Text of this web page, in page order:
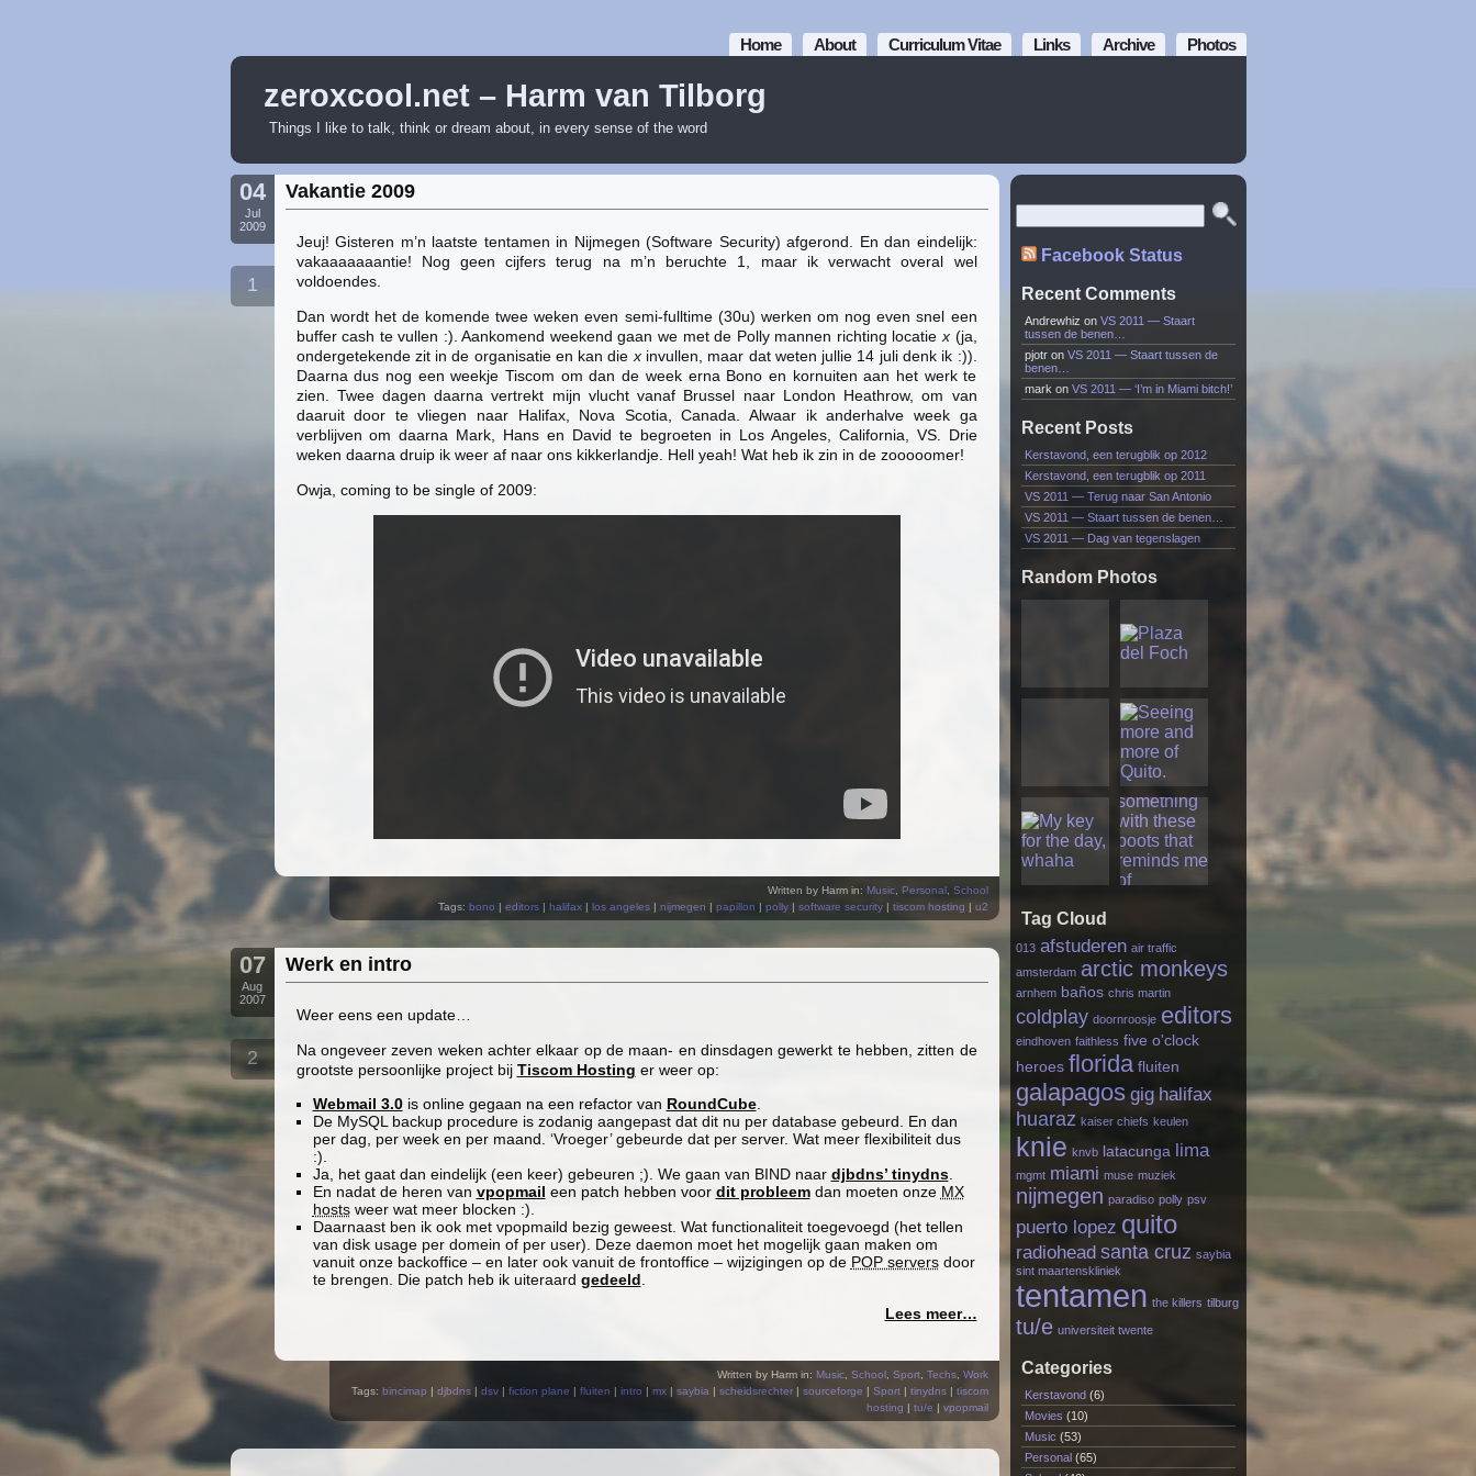
Home About Curriculum Vitae Links Archive Photos
zeroxcool.net – Harm van Tilborg
Things I like to talk, think or dream about, in every sense of the word
04
Jul
2009
1
Vakantie 2009
Jeuj! Gisteren m’n laatste tentamen in Nijmegen (Software Security) afgerond. En dan eindelijk:
vakaaaaaaantie! Nog geen cijfers terug na m’n beruchte 1, maar ik verwacht overal wel
voldoendes.
Dan wordt het de komende twee weken even semi-fulltime (30u) werken om nog even snel een
buffer cash te vullen :). Aankomend weekend gaan we met de Polly mannen richting locatie x(ja,
ondergetekende zit in de organisatie en kan die xinvullen, maar dat weten jullie 14 juli denk ik :)).
Daarna dus nog een weekje Tiscom om dan de week erna Bono en kornuiten aan het werk te
zien. Twee dagen daarna vertrekt mijn vlucht vanaf Brussel naar London Heathrow, om van
daaruit door te vliegen naar Halifax, Nova Scotia, Canada. Alwaar ik anderhalve week ga
verblijven om daarna Mark, Hans en David te begroeten in Los Angeles, California, VS. Drie
weken daarna druip ik weer af naar ons kikkerlandje. Hell yeah! Wat heb ik zin in de zooooomer!
Owja, coming to be single of 2009:
Written by Harm in: Music, Personal, School
Tags: bono | editors| halifax| los angeles| nijmegen | papillon | polly| software security| tiscom hosting | u2
07
Aug
2007
2
Werk en intro
Weer eens een update…
Na ongeveer zeven weken achter elkaar op de maan- en dinsdagen gewerkt te hebben, zitten de
grootste persoonlijke project bij Tiscom Hosting er weer op:
Webmail 3.0is online gegaan na een refactor van RoundCube.
De MySQL backup procedure is zodanig aangepast dat dit nu per database gebeurd. En dan
per dag, per week en per maand. ‘Vroeger’ gebeurde dat per server. Wat meer flexibiliteit dus
:).
Ja, het gaat dan eindelijk (een keer) gebeuren ;). We gaan van BIND naar djbdns’ tinydns.
En nadat de heren van vpopmail een patch hebben voor dit probleemdan moeten onze MX
hostsweer wat meer blocken :).
Daarnaast ben ik ook met vpopmaild bezig geweest. Wat functionaliteit toegevoegd (het tellen
van disk usage per domein of per user). Deze daemon moet het mogelijk gaan maken om
vanuit onze backoffice – en later ook vanuit de frontoffice – wijzigingen op de POP serversdoor
te brengen. Die patch heb ik uiteraard gedeeld
Lees meer…
Written by Harm in: Music, School, Sport, Techs, Work
Tags: bincimap | djbdns| dsv| fiction plane | fluiten | intro | mx| saybia | scheidsrechter| sourceforge | Sport| tinydns| tiscom
hosting | tu/e | vpopmail
Facebook Status
Recent Comments
Andrewhiz on VS 2011 — Staart
tussen de benen…
pjotron VS 2011 — Staart tussen de
benen…
mark on VS 2011 — ‘I’m in Miami bitch!’
Recent Posts
Kerstavond, een terugblik op 2012
Kerstavond, een terugblik op 2011
VS 2011 — Terug naar San Antonio
VS 2011 — Staart tussen de benen…
VS 2011 — Dag van tegenslagen
Random Photos
Tag Cloud
013 afstuderen air traffic
amsterdam arctic monkeys
arnhem baños chris martin
coldplay doornroosje editors
eindhoven faithless five o'clock
heroes florida fluiten
galapagos gig halifax
huaraz kaiser chiefs keulen
knie knvb latacunga lima
mgmt miami muse muziek
nijmegen paradiso polly psv
puerto lopez quito
radiohead santa cruz saybia
sint maartenskliniek
tentamen the killers tilburg
tu/e universiteit twente
Categories
Kerstavond(6)
Movies (10)
Music (53)
Personal(65)